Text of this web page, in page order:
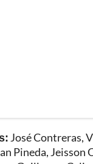
José Contreras,
Pineda, Jeisson